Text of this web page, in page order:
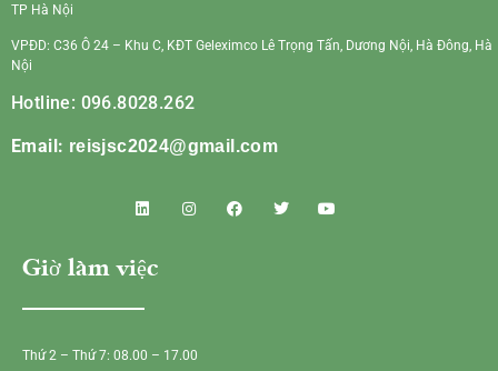
TP Hà Nội
VPĐD: C36 Ô 24 – Khu C, KĐT Geleximco Lê Trọng Tấn, Dương Nội, Hà Đông, Hà
Nội
Hotline: 096.8028.262
Email: reisjsc2024@gmail.com
Giờ làm việc
Thứ 2 – Thứ 7: 08.00 – 17.00